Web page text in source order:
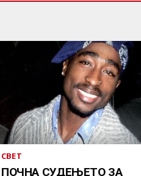
СВЕТ
ПОЧНА СУДЕЊЕТО ЗА